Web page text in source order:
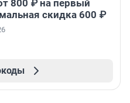
800 ₽ на первый
скидка 600 ₽